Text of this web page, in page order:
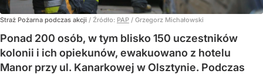
Straż Pożarna podczas akcji / Źródło: PAP / Grzegorz Michałowski
Ponad 200 osób, w tym blisko 150 uczestników
kolonii i ich opiekunów, ewakuowano z hotelu
Manor przy ul. Kanarkowej w Olsztynie. Podczas